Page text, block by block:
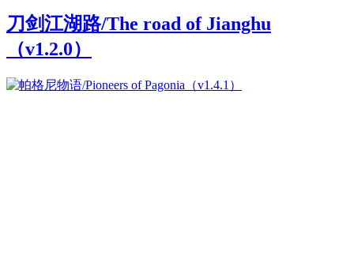
刀剑江湖路/The road of Jianghu
（v1.2.0）